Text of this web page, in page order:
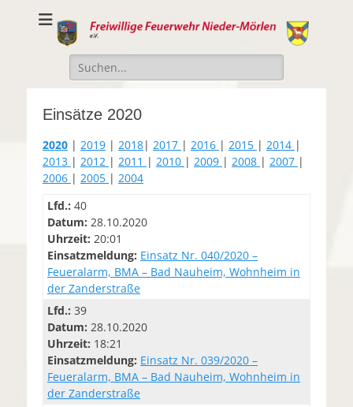
Freiwillige
Feuerwehr Nieder-
Mörlen e.V.
Freiwillige Feuerwehr Nieder-Mörlen e.v.
Suche
nach:
Einsätze 2020
2020 | 2019 | 2018| 2017 | 2016 | 2015 | 2014 |
2013 | 2012 | 2011 | 2010 | 2009 | 2008 | 2007 |
2006 | 2005 | 2004
Lfd.: 40
Datum: 28.10.2020
Uhrzeit: 20:01
Einsatzmeldung: Einsatz Nr. 040/2020 –
Feueralarm, BMA – Bad Nauheim, Wohnheim in
der Zanderstraße
Lfd.: 39
Datum: 28.10.2020
Uhrzeit: 18:21
Einsatzmeldung: Einsatz Nr. 039/2020 –
Feueralarm, BMA – Bad Nauheim, Wohnheim in
der Zanderstraße